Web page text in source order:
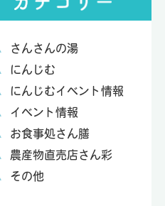
さんさんの湯
にんじむ
にんじむイベント情報
イベント情報
お食事処さん膳
農産物直売店さん彩
その他